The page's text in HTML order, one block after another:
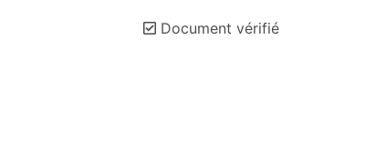
Document vérifié